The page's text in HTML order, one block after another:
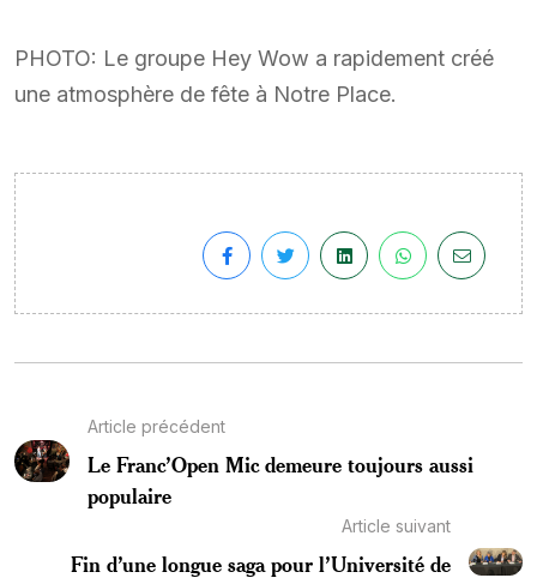
PHOTO: Le groupe Hey Wow a rapidement créé
une atmosphère de fête à Notre Place.
Article précédent
Le Franc’Open Mic demeure toujours aussi
populaire
Article suivant
Fin d’une longue saga pour l’Université de